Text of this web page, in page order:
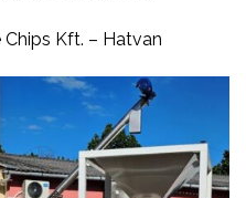
Kft. – Hatvan